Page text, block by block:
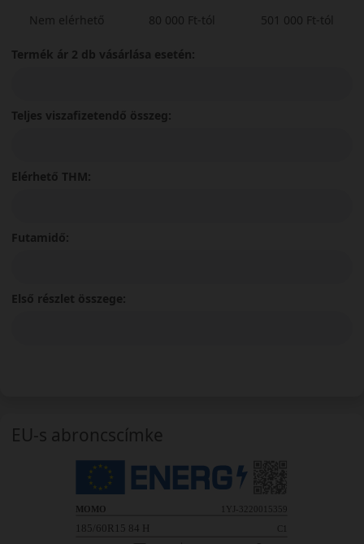
Nem elérhető
80 000 Ft-tól
501 000 Ft-tól
Termék ár 2 db vásárlása esetén:
Teljes viszafizetendő összeg:
Elérhető THM:
Futamidő:
Első részlet összege:
EU-s abroncscímke